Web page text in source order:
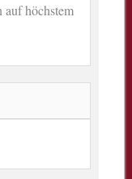
auf höchstem